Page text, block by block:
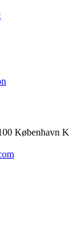
København K